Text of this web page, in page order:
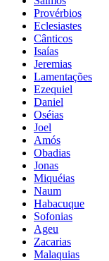
Provérbios
Eclesiastes
Cânticos
Isaías
Jeremias
Lamentações
Ezequiel
Daniel
Oséias
Joel
Amós
Obadias
Jonas
Miquéias
Naum
Habacuque
Sofonias
Ageu
Zacarias
Malaquias